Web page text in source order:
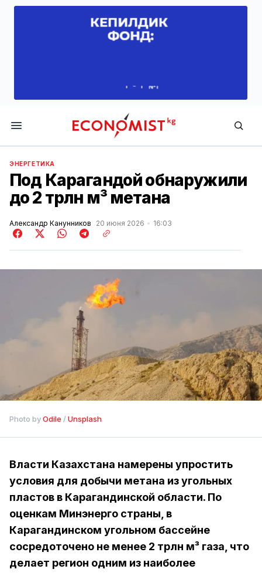
Economist.kg
ЭНЕРГЕТИКА
Под Карагандой обнаружили
до 2 трлн м³ метана
Александр Канунников 20 июня 2026 16:03
Photo by Odile / Unsplash
Власти Казахстана намерены упростить
условия для добычи метана из угольных
пластов в Карагандинской области. По
оценкам Минэнерго страны, в
Карагандинском угольном бассейне
сосредоточено не менее 2 трлн м³ газа, что
делает регион одним из наиболее